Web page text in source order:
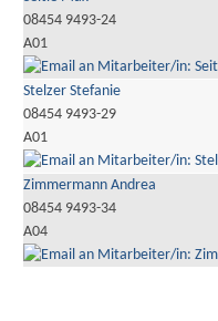
08454 9493-24
A01
Stelzer Stefanie
08454 9493-29
A01
Zimmermann Andrea
08454 9493-34
A04